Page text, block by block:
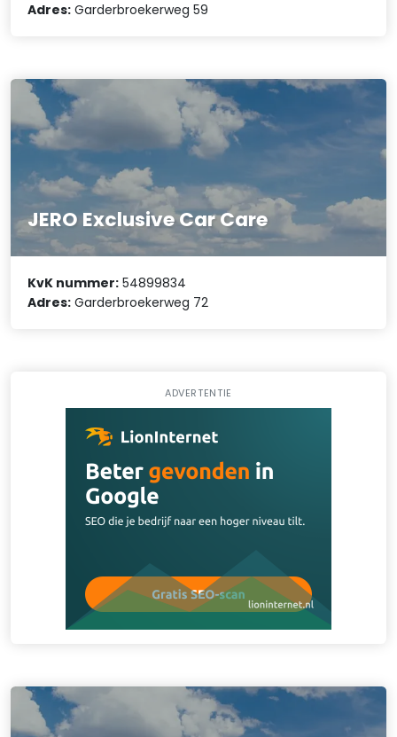
Adres: Garderbroekerweg 59
JERO Exclusive Car Care
KvK nummer: 54899834
Adres: Garderbroekerweg 72
ADVERTENTIE